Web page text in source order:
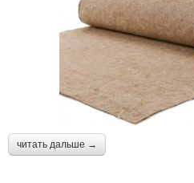
читать дальше →